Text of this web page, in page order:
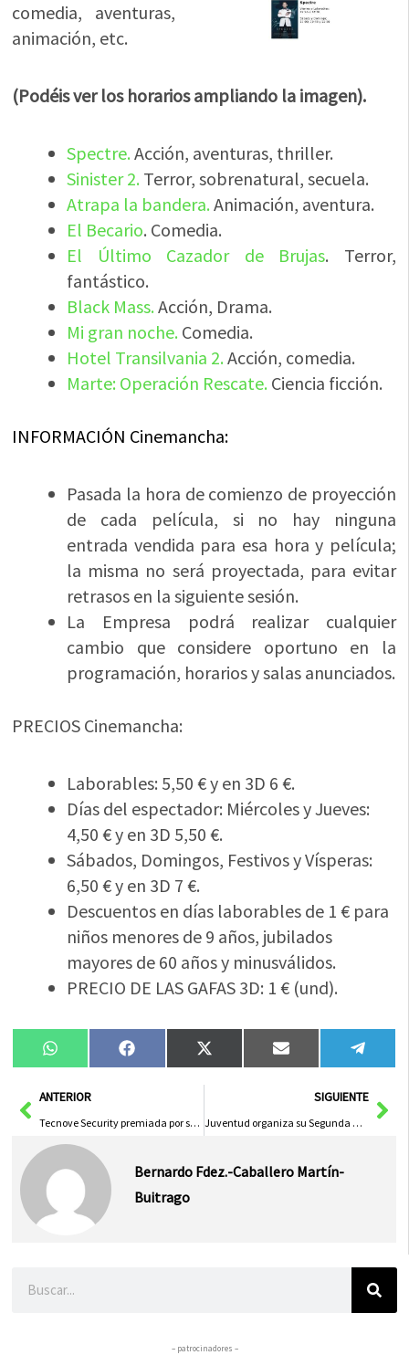
comedia, aventuras,
animación, etc.
(Podéis ver los horarios ampliando la imagen).
Spectre.Acción, aventuras, thriller.
Sinister 2. Terror, sobrenatural, secuela.
Atrapa la bandera.Animación, aventura.
El Becario. Comedia.
El Último Cazador de Brujas. Terror,
fantástico.
Black Mass. Acción, Drama.
Mi gran noche. Comedia.
Hotel Transilvania 2. Acción, comedia.
Marte: Operación Rescate. Ciencia ficción.
INFORMACIÓN Cinemancha:
Pasada la hora de comienzo de proyección
de cada película, si no hay ninguna
entrada vendida para esa hora y película;
la misma no será proyectada, para evitar
retrasos en la siguiente sesión.
La Empresa podrá realizar cualquier
cambio que considere oportuno en la
programación, horarios y salas anunciados.
PRECIOS Cinemancha:
Laborables: 5,50 € y en 3D 6 €.
Días del espectador: Miércoles y Jueves:
4,50 € y en 3D 5,50 €.
Sábados, Domingos, Festivos y Vísperas:
6,50 € y en 3D 7 €.
Descuentos en días laborables de 1 € para
niños menores de 9 años, jubilados
mayores de 60 años y minusválidos.
PRECIO DE LAS GAFAS 3D: 1 € (und).
Compartir
en
WhatsAppCompartir
en
FacebookCompartir
en
X
(Twitter)
Compartir
en
Email
en
AntANTERIOR
Tecnove Security premiada por su compromiso con la inclusión laboral
SIGUIENTE
Juventud organiza su Segunda Noche de los Talentos
Bernardo Fdez.-Caballero Martín-
Buitrago
– patrocinadores –